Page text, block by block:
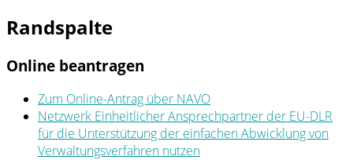
Randspalte
Online beantragen
Zum Online-Antrag über NAVO
Netzwerk Einheitlicher Ansprechpartner der EU-DLR
für die Unterstützung der einfachen Abwicklung von
Verwaltungsverfahren nutzen